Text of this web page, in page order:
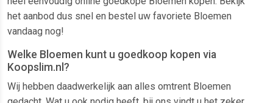
het aanbod dus snel en bestel uw favoriete Bloemen
vandaag nog!
Welke Bloemen kunt u goedkoop kopen via
Koopslim.nl?
Wij hebben daadwerkelijk aan alles omtrent Bloemen